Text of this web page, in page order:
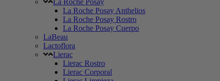
La Roche Posay
La Roche Posay Anthelios
La Roche Posay Rostro
La Roche Posay Cuerpo
LaBeau
Lactoflora
Lierac
Lierac Rostro
Lierac Corporal